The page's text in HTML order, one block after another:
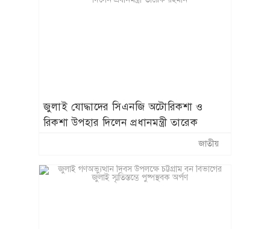
জুলাই যোদ্ধাদের সিএনজি অটোরিকশা ও
রিকশা উপহার দিলেন প্রধানমন্ত্রী তারেক
জাতীয়